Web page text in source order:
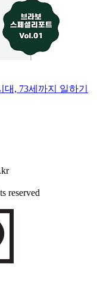
, 73세까지 일하기
reserved